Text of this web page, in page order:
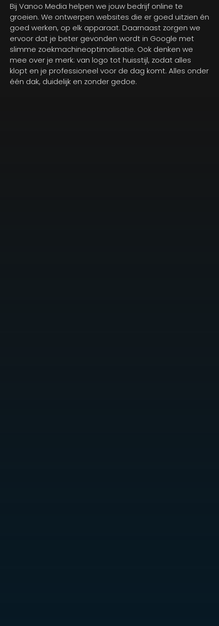
Bij Vanoo Media helpen we jouw bedrijf online te
groeien. We ontwerpen websites die er goed uitzien én
goed werken, op elk apparaat. Daarnaast zorgen we
ervoor dat je beter gevonden wordt in Google met
slimme zoekmachineoptimalisatie. Ook denken we
mee over je merk: van logo tot huisstijl, zodat alles
klopt en je professioneel voor de dag komt. Alles onder
één dak, duidelijk en zonder gedoe.